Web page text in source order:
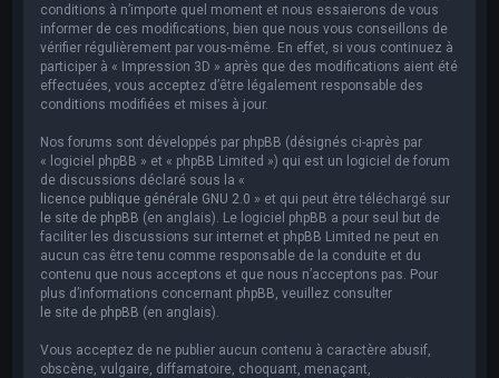
conditions à n’importe quel moment et nous essaierons de vous
informer de ces modifications, bien que nous vous conseillons de
vérifier régulièrement par vous-même. En effet, si vous continuez à
participer à « Impression 3D » après que des modifications aient été
effectuées, vous acceptez d’être légalement responsable des
conditions modifiées et mises à jour.
Nos forums sont développés par phpBB (désignés ci-après par
« logiciel phpBB » et « phpBB Limited ») qui est un logiciel de forum
de discussions déclaré sous la «
licence publique générale GNU 2.0 » et qui peut être téléchargé sur
le site de phpBB (en anglais). Le logiciel phpBB a pour seul but de
faciliter les discussions sur internet et phpBB Limited ne peut en
aucun cas être tenu comme responsable de la conduite et du
contenu que nous acceptons et que nous n’acceptons pas. Pour
plus d’informations concernant phpBB, veuillez consulter
le site de phpBB (en anglais).
Vous acceptez de ne publier aucun contenu à caractère abusif,
obscène, vulgaire, diffamatoire, choquant, menaçant,